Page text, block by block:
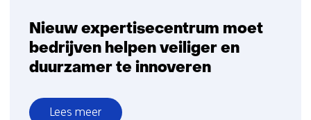
Nieuw expertisecentrum moet
bedrijven helpen veiliger en
duurzamer te innoveren
Lees meer